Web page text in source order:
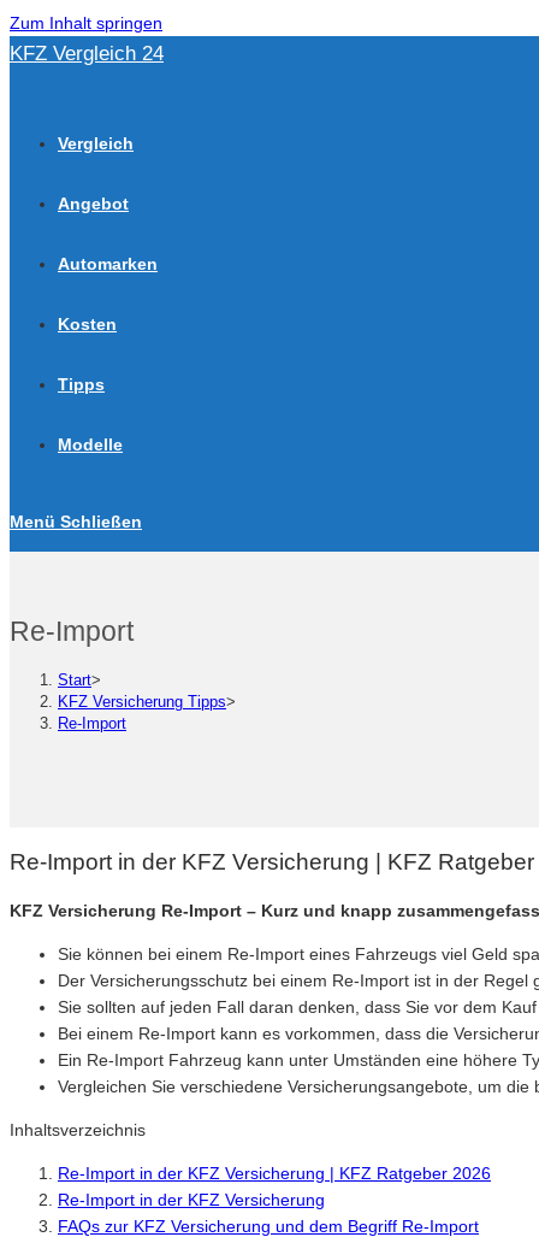
Zum Inhalt springen
KFZ Vergleich 24
Vergleich
Angebot
Automarken
Kosten
Tipps
Modelle
Menü Schließen
Re-Import
Start>
KFZ Versicherung Tipps>
Re-Import
Re-Import in der KFZ Versicherung | KFZ
KFZ Versicherung Re-Import – Kurz und knapp
Sie können bei einem Re-Import eines Fahrzeugs viel Geld
Der Versicherungsschutz bei einem Re-Import ist in der
Sie sollten auf jeden Fall daran denken, dass Sie vor dem
Bei einem Re-Import kann es vorkommen, dass die
Ein Re-Import Fahrzeug kann unter Umständen eine höhere
Vergleichen Sie verschiedene Versicherungsangebote, um
Inhaltsverzeichnis
Re-Import in der KFZ Versicherung | KFZ Ratgeber 2026
Re-Import in der KFZ Versicherung
FAQs zur KFZ Versicherung und dem Begriff Re-Import